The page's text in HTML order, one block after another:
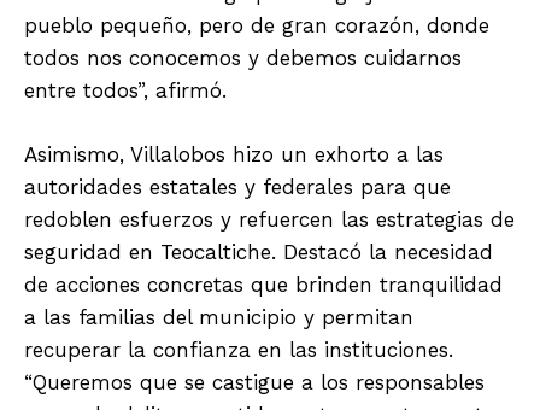
pueblo pequeño, pero de gran corazón, donde
todos nos conocemos y debemos cuidarnos
entre todos”, afirmó.
Asimismo, Villalobos hizo un exhorto a las
autoridades estatales y federales para que
redoblen esfuerzos y refuercen las estrategias de
seguridad en Teocaltiche. Destacó la necesidad
de acciones concretas que brinden tranquilidad
a las familias del municipio y permitan
recuperar la confianza en las instituciones.
“Queremos que se castigue a los responsables